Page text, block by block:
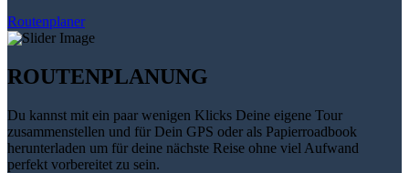
Routenplaner
ROUTENPLANUNG
Du kannst mit ein paar wenigen Klicks Deine eigene Tour
zusammenstellen und für Dein GPS oder als Papierroadbook
herunterladen um für deine nächste Reise ohne viel Aufwand
perfekt vorbereitet zu sein.